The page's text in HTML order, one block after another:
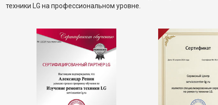
техники LG на профессиональном уровне.